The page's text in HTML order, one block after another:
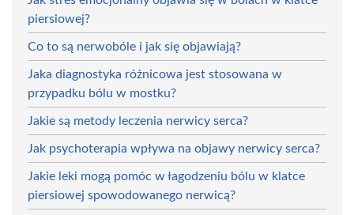
piersiowej?
Co to są nerwobóle i jak się objawiają?
Jaka diagnostyka różnicowa jest stosowana w
przypadku bólu w mostku?
Jakie są metody leczenia nerwicy serca?
Jak psychoterapia wpływa na objawy nerwicy serca?
Jakie leki mogą pomóc w łagodzeniu bólu w klatce
piersiowej spowodowanego nerwicą?